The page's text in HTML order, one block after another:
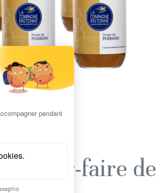
Le savoir-faire